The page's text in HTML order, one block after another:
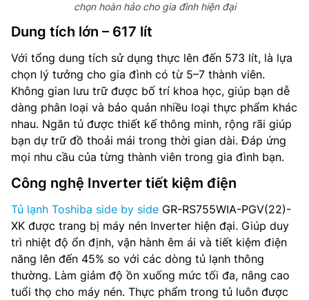
chọn hoàn hảo cho gia đình hiện đại
Dung tích lớn – 617 lít
Với tổng dung tích sử dụng thực lên đến 573 lít, là lựa
chọn lý tưởng cho gia đình có từ 5–7 thành viên.
Không gian lưu trữ được bố trí khoa học, giúp bạn dễ
dàng phân loại và bảo quản nhiều loại thực phẩm khác
nhau. Ngăn tủ được thiết kế thông minh, rộng rãi giúp
bạn dự trữ đồ thoải mái trong thời gian dài. Đáp ứng
mọi nhu cầu của từng thành viên trong gia đình bạn.
Công nghệ Inverter tiết kiệm điện
Tủ lạnh Toshiba side by side GR-RS755WIA-PGV(22)-
XK được trang bị máy nén Inverter hiện đại. Giúp duy
trì nhiệt độ ổn định, vận hành êm ái và tiết kiệm điện
năng lên đến 45% so với các dòng tủ lạnh thông
thường. Làm giảm độ ồn xuống mức tối đa, nâng cao
tuổi thọ cho máy nén. Thực phẩm trong tủ luôn được